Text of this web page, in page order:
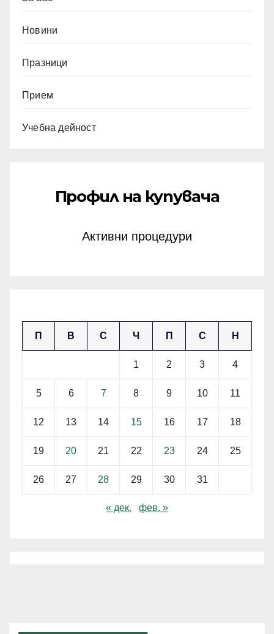
Новини
Празници
Прием
Учебна дейност
Профил на купувача
Активни процедури
П В С Ч П С Н
1 2 3 4
5 6 7 8 9 10 11
12 13 14 15 16 17 18
19 20 21 22 23 24 25
26 27 28 29 30 31
« дек. фев. »